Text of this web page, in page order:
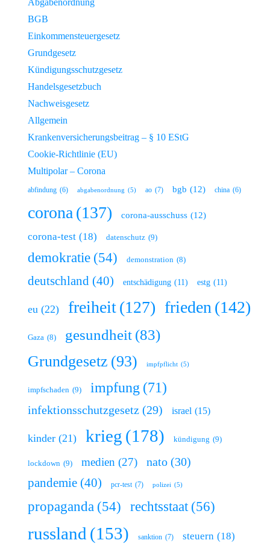
BGB
Einkommensteuergesetz
Grundgesetz
Kündigungsschutzgesetz
Handelsgesetzbuch
Nachweisgesetz
Allgemein
Krankenversicherungsbeitrag – § 10 EStG
Cookie-Richtlinie (EU)
Multipolar – Corona
abfindung (6) abgabenordnung (5) ao (7) bgb (12) china (6)
corona (137) corona-ausschuss (12)
corona-test (18) datenschutz (9)
demokratie (54) demonstration (8)
deutschland (40) entschädigung (11) estg (11)
eu (22) freiheit(127) frieden (142)
Gaza (8) gesundheit (83)
Grundgesetz (93) impfpflicht (5)
impfschaden (9) impfung (71)
infektionsschutzgesetz (29) israel (15)
kinder (21) krieg (178) kündigung (9)
lockdown (9) medien (27) nato (30)
pandemie (40) pcr-test (7) polizei (5)
propaganda (54) rechtsstaat (56)
russland (153) sanktion (7) steuern (18)